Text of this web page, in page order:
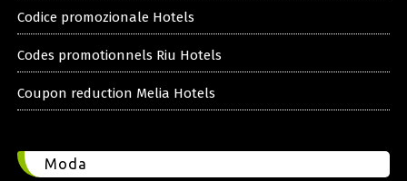
Codice promozionale Hotels
Codes promotionnels Riu Hotels
Coupon reduction Melia Hotels
Moda